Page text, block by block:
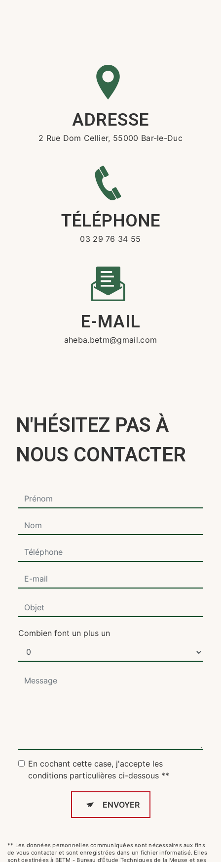
ADRESSE
2 Rue Dom Cellier, 55000 Bar-le-Duc
TÉLÉPHONE
03 29 76 34 55
E-MAIL
aheba.betm@gmail.com
N'HÉSITEZ PAS À
NOUS CONTACTER
Combien font un plus un
En cochant cette case, j'accepte les
conditions particulières ci-dessous **
ENVOYER
** Les données personnelles communiquées sont nécessaires aux fins
de vous contacter et sont enregistrées dans un fichier informatisé. Elles
sont destinées à BETM - Bureau d'Étude Techniques de la Meuse et ses